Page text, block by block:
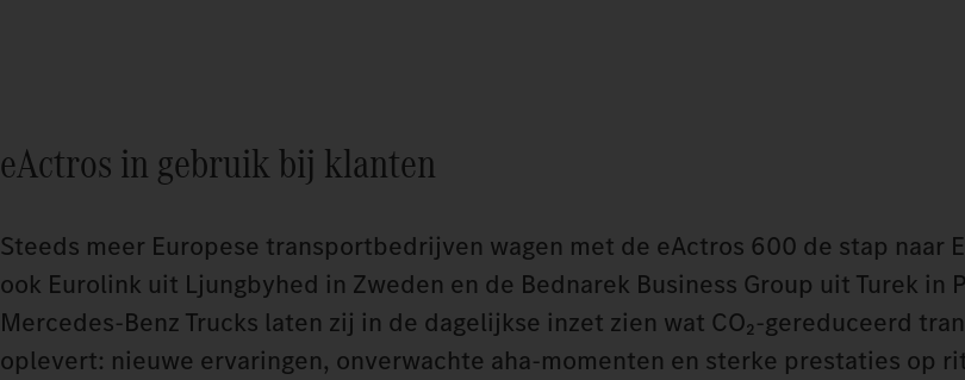
eActros in gebruik bij klanten
Steeds meer Europese transportbedrijven wagen met de eActros 600 de stap naar
ook Eurolink uit Ljungbyhed in Zweden en de Bednarek Business Group uit Turek in
Mercedes‑Benz Trucks laten zij in de dagelijkse inzet zien wat CO₂‑gereduceerd
oplevert: nieuwe ervaringen, onverwachte aha‑momenten en sterke prestaties op